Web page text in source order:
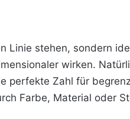
Linie stehen, sondern
wirken.
perfekte Zahl für
Farbe, Material oder